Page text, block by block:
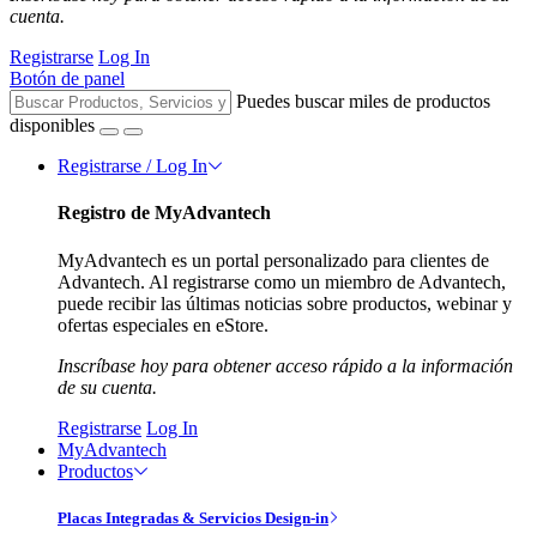
cuenta.
Registrarse Log In
Botón de panel
Puedes buscar miles de productos
disponibles
Registrarse / Log In
Registro de MyAdvantech
MyAdvantech es un portal personalizado para clientes de
Advantech. Al registrarse como un miembro de Advantech,
puede recibir las últimas noticias sobre productos, webinar y
ofertas especiales en eStore.
Inscríbase hoy para obtener acceso rápido a la información
de su cuenta.
Registrarse Log In
MyAdvantech
Productos
Placas Integradas & Servicios Design-in